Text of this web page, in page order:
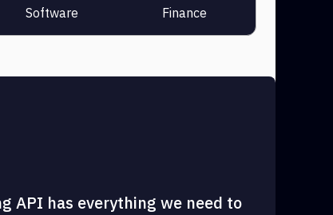
Software Finance
API has everything we need to